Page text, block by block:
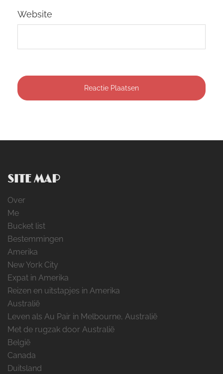
Website
SITE MAP
Over
Me
Bucket list
Bestemmingen
Amerika
New York City
Expat in Amerika
Reizen en uitstapjes in Amerika
Australië
Leven als Au Pair in Melbourne, Australië
Met de rugzak door Australië
België
Canada
Duitsland